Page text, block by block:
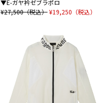
▼E-ガヤ衿ゼブラポロ
¥27,500（税込）¥19,250（税込）